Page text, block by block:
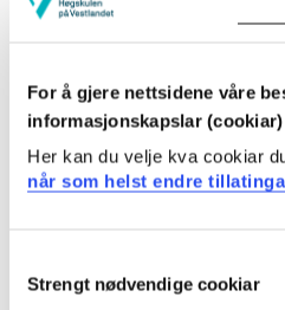
For å gjere nettsidene våre
informasjonskapslar (cookiar)
Her kan du velje kva cookiar
når som helst endre
Selection
Strengt nødvendige cookiar
Høgskulen på Vestlandet
Prosjektperiode
Januar 2025 - Desember 2027
Sjå prosjektside i NVA